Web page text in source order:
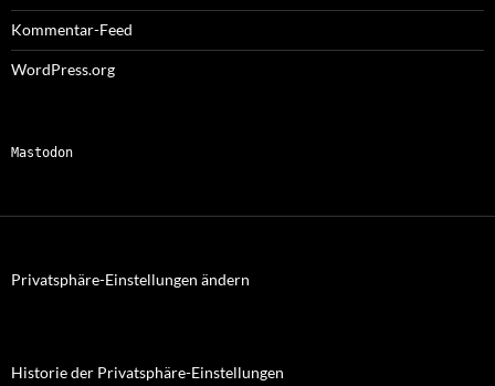
Kommentar-Feed
WordPress.org
Mastodon
Privatsphäre-Einstellungen ändern
Historie der Privatsphäre-Einstellungen